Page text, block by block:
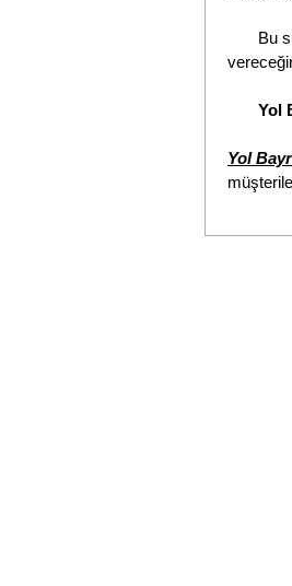
Bu
Yol
Yol